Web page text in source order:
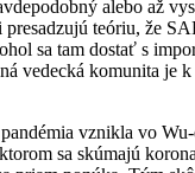
alebo až
teóriu, že
sa tam dostať s
vedecká komunita je
vznikla vo
sa skúmajú